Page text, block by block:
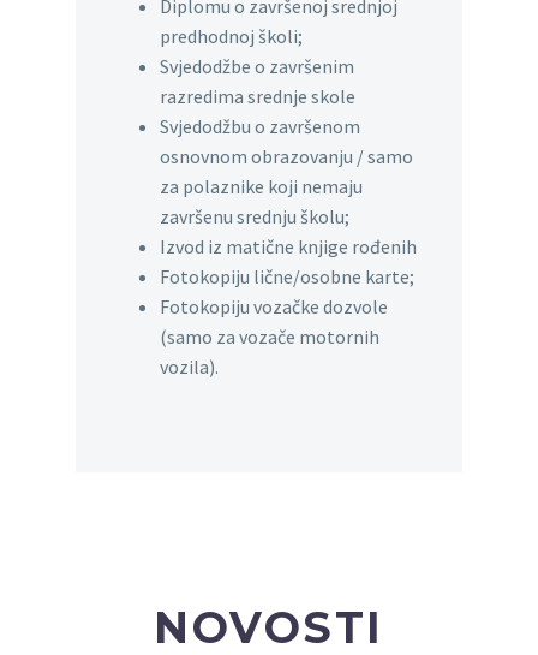
Diplomu o završenoj srednjoj
predhodnoj školi;
Svjedodžbe o završenim
razredima srednje skole
Svjedodžbu o završenom
osnovnom obrazovanju / samo
za polaznike koji nemaju
završenu srednju školu;
Izvod iz matične knjige rođenih
Fotokopiju lične/osobne karte;
Fotokopiju vozačke dozvole
(samo za vozače motornih
vozila).
NOVOSTI